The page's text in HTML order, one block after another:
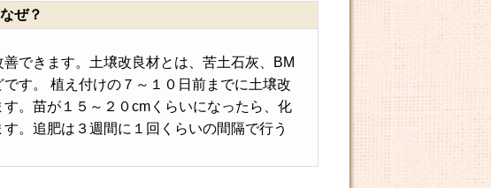
ぜ？
できます。土壌改良材とは、苦土石灰、BM
す。 植え付けの７～１０日前までに土壌改
。苗が１５～２０cmくらいになったら、化
。追肥は３週間に１回くらいの間隔で行う